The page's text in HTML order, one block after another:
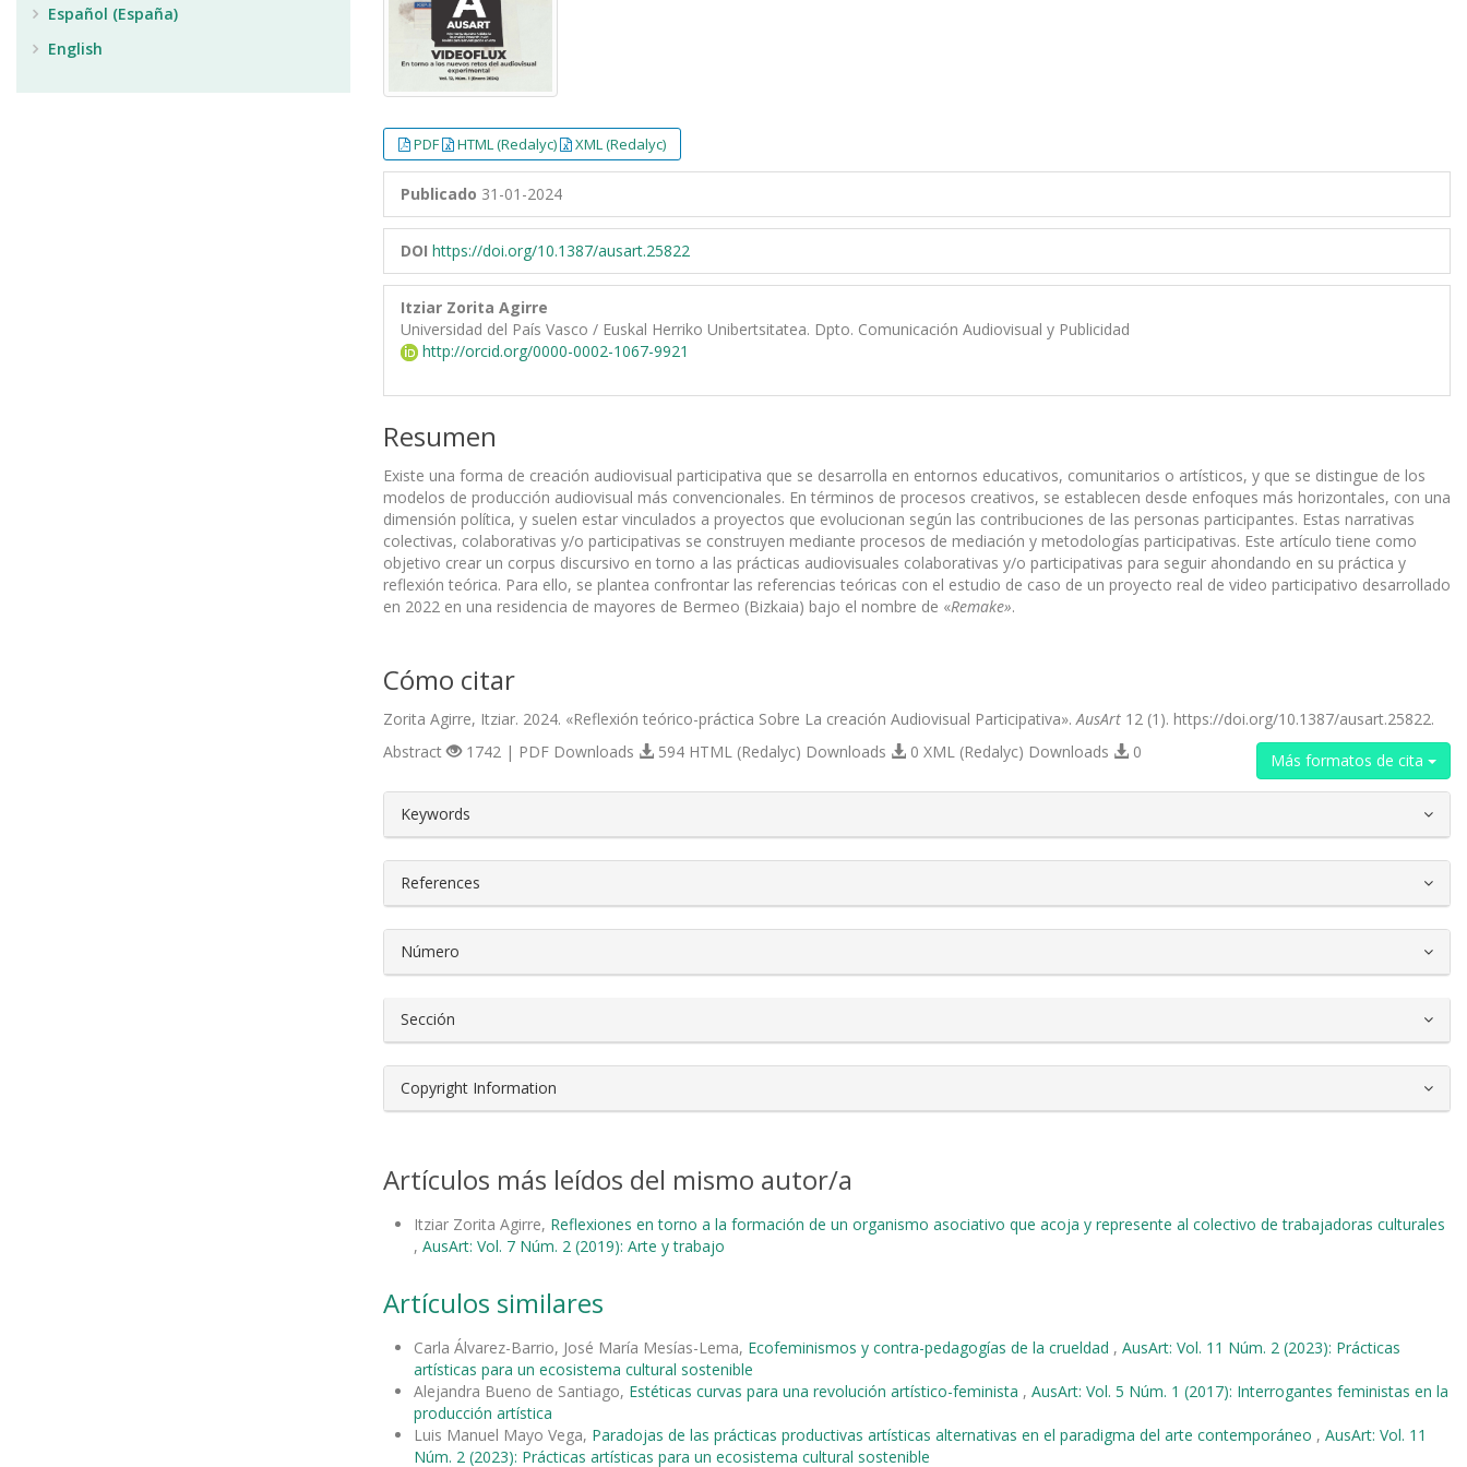
PDF HTML (Redalyc) XML (Redalyc)
Publicado 31-01-2024
DOI https://doi.org/10.1387/ausart.25822
Itziar Zorita Agirre
Universidad del País Vasco / Euskal Herriko Unibertsitatea. Dpto. Comunicación Audiovisual y Publicidad
http://orcid.org/0000-0002-1067-9921
Resumen
Existe una forma de creación audiovisual participativa que se desarrolla en entornos educativos, comunitarios o artísticos, y que se distingue de los
modelos de producción audiovisual más convencionales. En términos de procesos creativos, se establecen desde enfoques más horizontales, con una
dimensión política, y suelen estar vinculados a proyectos que evolucionan según las contribuciones de las personas participantes. Estas narrativas
colectivas, colaborativas y/o participativas se construyen mediante procesos de mediación y metodologías participativas. Este artículo tiene como
objetivo crear un corpus discursivo en torno a las prácticas audiovisuales colaborativas y/o participativas para seguir ahondando en su práctica y
reflexión teórica. Para ello, se plantea confrontar las referencias teóricas con el estudio de caso de un proyecto real de video participativo desarrollado
en 2022 en una residencia de mayores de Bermeo (Bizkaia) bajo el nombre de «Remake».
Cómo citar
Zorita Agirre, Itziar. 2024. «Reflexión teórico-práctica Sobre La creación Audiovisual Participativa».AusArt 12 (1). https://doi.org/10.1387/ausart.25822.
Más formatos de cita
Abstract 1742 | PDF Downloads 594 HTML (Redalyc) Downloads 0 XML (Redalyc) Downloads 0
##plugins.themes.bootstrap3.article.details##
Keywords
References
Número
Sección
Copyright Information
Artículos más leídos del mismo autor/a
Itziar Zorita Agirre, Reflexiones en torno a la formación de un organismo asociativo que acoja y represente al colectivo de trabajadoras culturales
, AusArt: Vol. 7 Núm. 2 (2019): Arte y trabajo
Artículos similares
Carla Álvarez-Barrio, José María Mesías-Lema, Ecofeminismos y contra-pedagogías de la crueldad , AusArt: Vol. 11 Núm. 2 (2023): Prácticas
artísticas para un ecosistema cultural sostenible
Alejandra Bueno de Santiago, Estéticas curvas para una revolución artístico-feminista , AusArt: Vol. 5 Núm. 1 (2017): Interrogantes feministas en la
producción artística
Luis Manuel Mayo Vega, Paradojas de las prácticas productivas artísticas alternativas en el paradigma del arte contemporáneo , AusArt: Vol. 11
Núm. 2 (2023): Prácticas artísticas para un ecosistema cultural sostenible
Español (España)
English